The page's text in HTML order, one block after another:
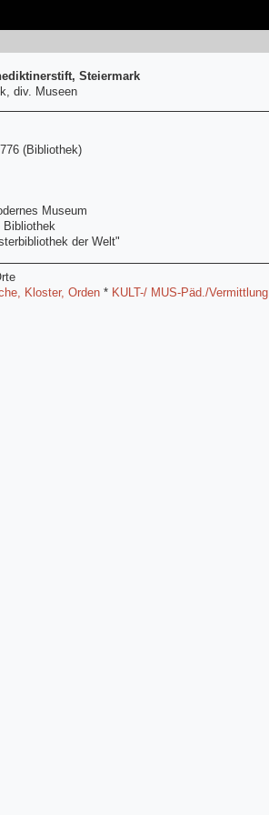
Steiermark
div. Museen
(Bibliothek)
Museum
Bibliothek
der Welt"
Kloster, Orden * KULT-/ MUS-Päd./Vermittlung